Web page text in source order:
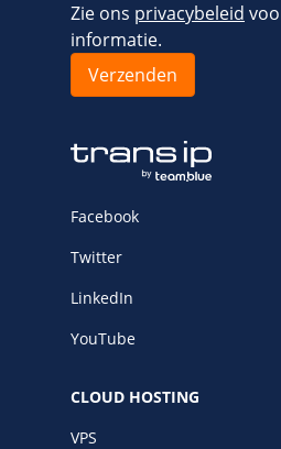
Zie ons privacybeleid
informatie.
Facebook
Twitter
LinkedIn
YouTube
CLOUD HOSTING
VPS